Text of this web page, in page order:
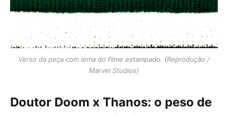
Verso da peça com lema do filme estampado. (Reprodução /
Marvel Studios)
Doutor Doom x Thanos: o peso de